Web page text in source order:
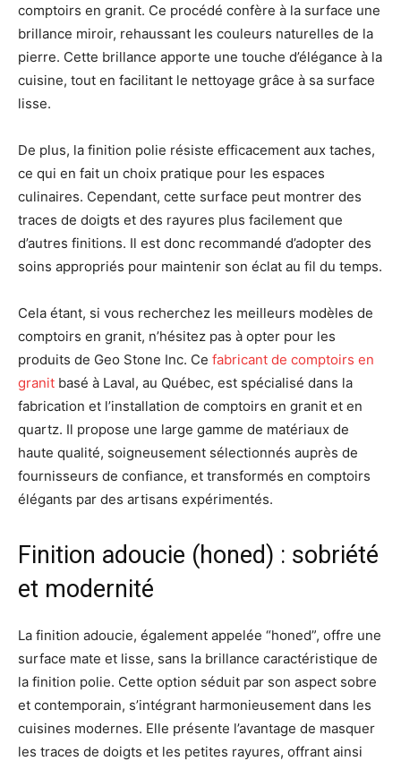
comptoirs en granit. Ce procédé confère à la surface une
brillance miroir, rehaussant les couleurs naturelles de la
pierre. Cette brillance apporte une touche d’élégance à la
cuisine, tout en facilitant le nettoyage grâce à sa surface
lisse.
De plus, la finition polie résiste efficacement aux taches,
ce qui en fait un choix pratique pour les espaces
culinaires. Cependant, cette surface peut montrer des
traces de doigts et des rayures plus facilement que
d’autres finitions. Il est donc recommandé d’adopter des
soins appropriés pour maintenir son éclat au fil du temps.
Cela étant, si vous recherchez les meilleurs modèles de
comptoirs en granit, n’hésitez pas à opter pour les
produits de Geo Stone Inc. Ce fabricant de comptoirs en
granit basé à Laval, au Québec, est spécialisé dans la
fabrication et l’installation de comptoirs en granit et en
quartz. Il propose une large gamme de matériaux de
haute qualité, soigneusement sélectionnés auprès de
fournisseurs de confiance, et transformés en comptoirs
élégants par des artisans expérimentés.
Finition adoucie (honed) : sobriété
et modernité
La finition adoucie, également appelée “honed”, offre une
surface mate et lisse, sans la brillance caractéristique de
la finition polie. Cette option séduit par son aspect sobre
et contemporain, s’intégrant harmonieusement dans les
cuisines modernes. Elle présente l’avantage de masquer
les traces de doigts et les petites rayures, offrant ainsi